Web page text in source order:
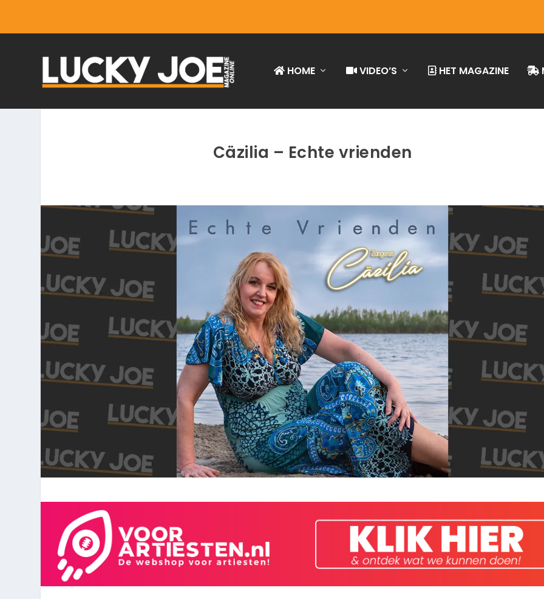
HOME VIDEO’S HET MAGAZINE
Cäzilia – Echte vrienden